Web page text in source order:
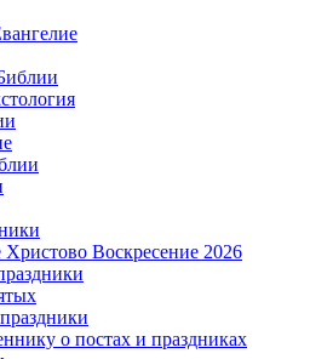
Христово Воскресение 2026
о постах и праздниках